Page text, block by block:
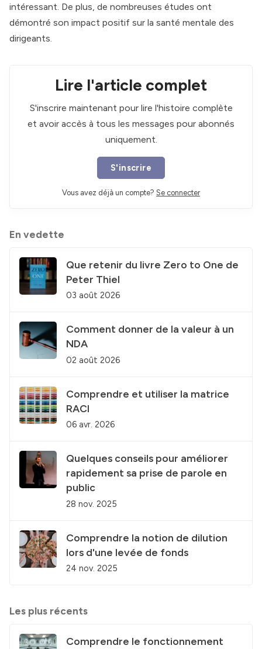
intéressant. De plus, de nombreuses études ont
démontré son impact positif sur la santé mentale des
dirigeants.
Lire l'article complet
S'inscrire maintenant pour lire l'histoire complète
et avoir accès à tous les messages pour abonnés
uniquement.
S'inscrire
Vous avez déjà un compte? Se connecter
En vedette
Que retenir du livre Zero to One de
Peter Thiel
03 août 2026
Comment donner de la valeur à un
NDA
02 août 2026
Comprendre et utiliser la matrice
RACI
06 avr. 2026
Quelques conseils pour améliorer
rapidement sa prise de parole en
public
28 nov. 2025
Comprendre la notion de dilution
lors d'une levée de fonds
24 nov. 2025
Les plus récents
Comprendre le fonctionnement